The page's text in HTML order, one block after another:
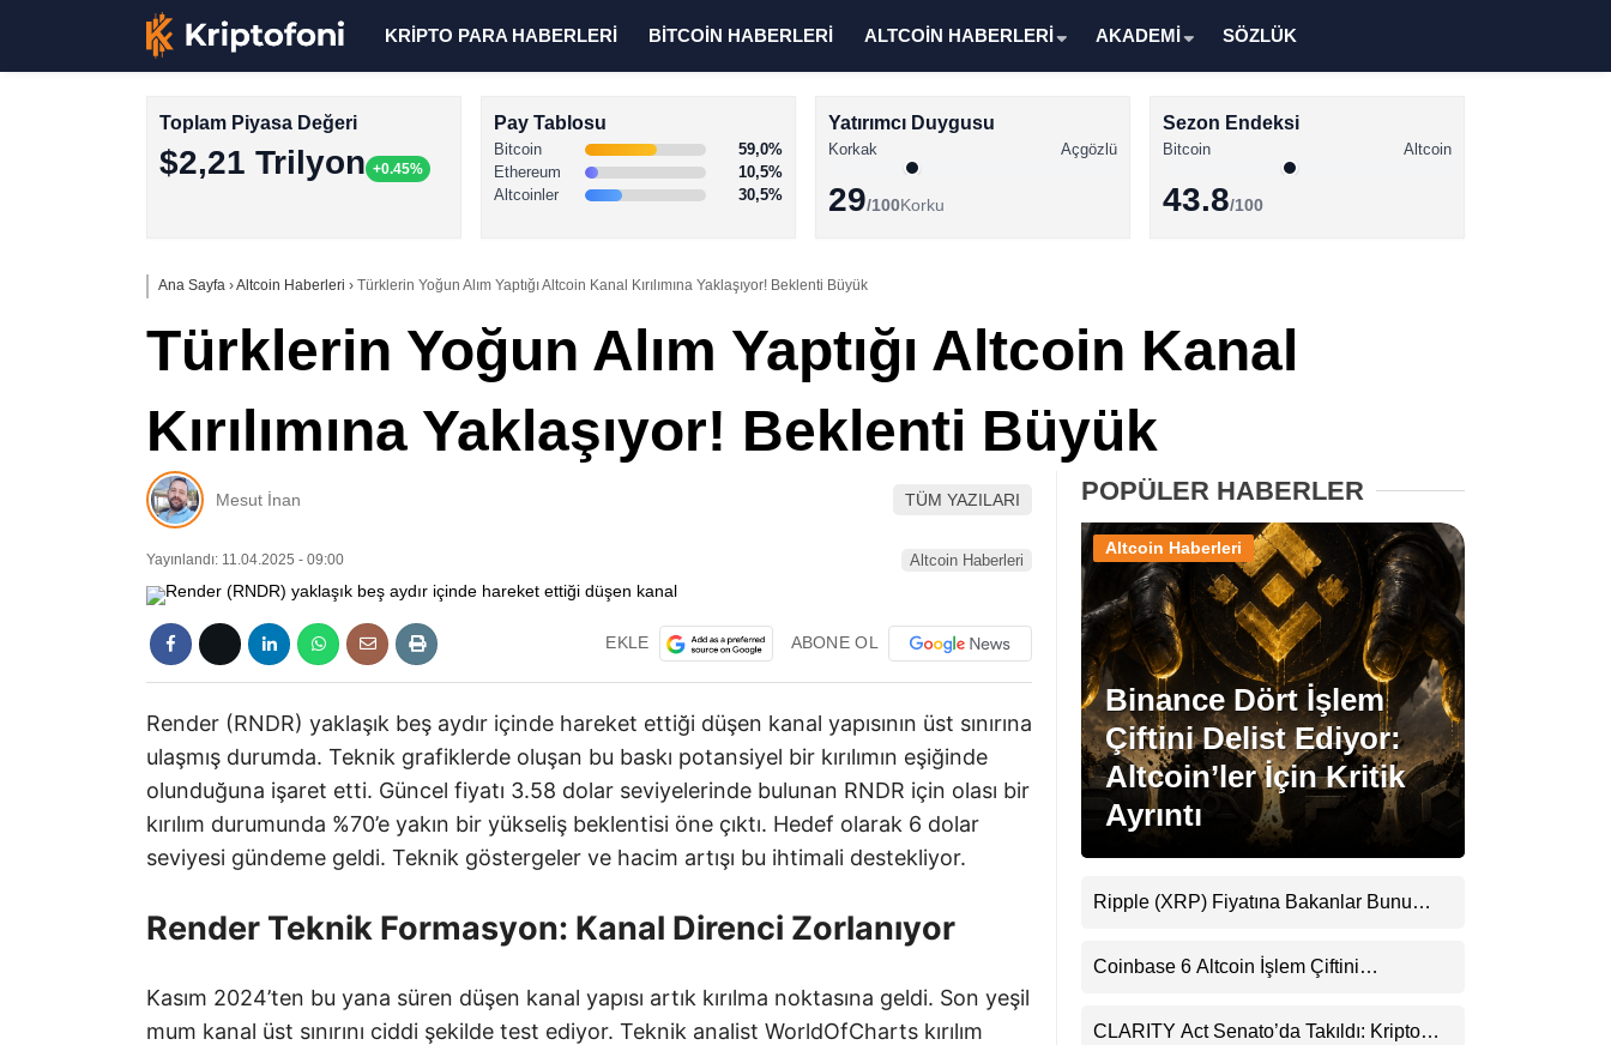
XRP Haberleri
Memecoin Haberleri
Stablecoin Haberleri
Facebook
Instagram
KRİPTO PARA HABERLERİ BİTCOİN HABERLERİ ALTCOİN HABERLERİ AKADEMİ SÖZLÜK
Toplam Piyasa Değeri
$2,21 Trilyon +0.45%
Pay Tablosu
Bitcoin
59,0%
Ethereum
10,5%
Altcoinler
30,5%
Yatırımcı Duygusu
Korkak Açgözlü
29/100Korku
Sezon Endeksi
Bitcoin Altcoin
43.8/100
Ana Sayfa ›Altcoin Haberleri › Türklerin Yoğun Alım Yaptığı Altcoin Kanal Kırılımına Yaklaşıyor! Beklenti Büyük
Türklerin Yoğun Alım Yaptığı Altcoin Kanal
Kırılımına Yaklaşıyor! Beklenti Büyük
Mesut İnan TÜM YAZILARI
Yayınlandı: 11.04.2025 - 09:00 Altcoin Haberleri
EKLE ABONE OL
Render (RNDR) yaklaşık beş aydır içinde hareket ettiği düşen kanal yapısının üst sınırına
ulaşmış durumda. Teknik grafiklerde oluşan bu baskı potansiyel bir kırılımın eşiğinde
olunduğuna işaret etti. Güncel fiyatı 3.58 dolar seviyelerinde bulunan RNDR için olası bir
kırılım durumunda %70’e yakın bir yükseliş beklentisi öne çıktı. Hedef olarak 6 dolar
seviyesi gündeme geldi. Teknik göstergeler ve hacim artışı bu ihtimali destekliyor.
Render Teknik Formasyon: Kanal Direnci Zorlanıyor
Kasım 2024’ten bu yana süren düşen kanal yapısı artık kırılma noktasına geldi. Son yeşil
mum kanal üst sınırını ciddi şekilde test ediyor. Teknik analist WorldOfCharts kırılım
POPÜLER HABERLER
Binance Dört İşlem
Çiftini Delist Ediyor:
Altcoin’ler İçin Kritik
Ayrıntı
Altcoin Haberleri
Ripple (XRP) Fiyatına Bakanlar Bunu
Uyarı
Coinbase 6 Altcoin İşlem Çiftini
CLARITY Act Senato’da Takıldı: Kripto